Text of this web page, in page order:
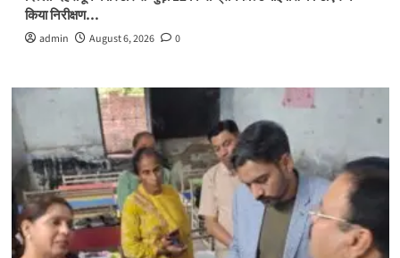
किया निरीक्षण…
admin August 6, 2026 0